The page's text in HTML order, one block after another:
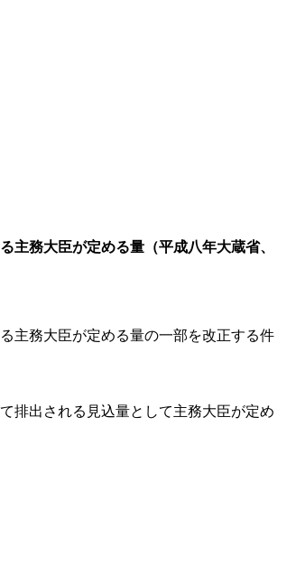
主務大臣が定める量（平成八年大蔵省、
主務大臣が定める量の一部を改正する件
排出される見込量として主務大臣が定め